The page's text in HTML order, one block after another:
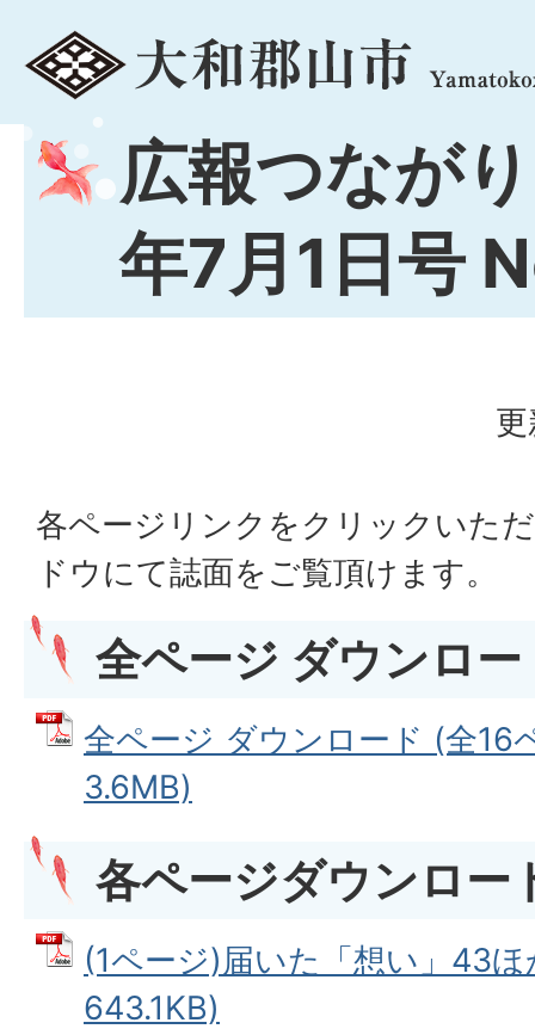
menu
広報つなが
年7月1日号
各ページリンクをクリックいた
ドウにて誌面をご覧頂けます。
全ページ ダウンロ
全ページ ダウンロード (全16
3.6MB)
各ページダウンロー
(1ページ)届いた「想い」43
643.1KB)